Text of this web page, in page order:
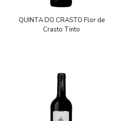
QUINTA DO CRASTO Flor de
Crasto Tinto